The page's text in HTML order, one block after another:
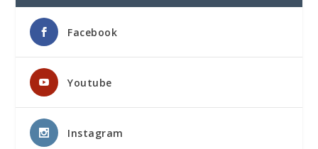
Facebook
Youtube
Instagram